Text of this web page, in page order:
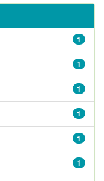
1
1
1
1
1
1